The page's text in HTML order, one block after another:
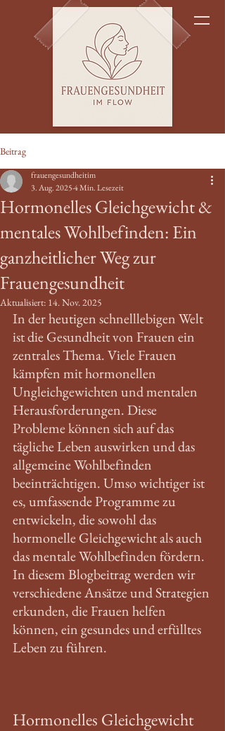
Beitrag
Hormonelles Gleichgewicht &
mentales Wohlbefinden: Ein
ganzheitlicher Weg zur
Frauengesundheit
frauengesundheitim
3. Aug. 20254 Min. Lesezeit
Aktualisiert: 14. Nov. 2025
In der heutigen schnelllebigen Welt
ist die Gesundheit von Frauen ein
zentrales Thema. Viele Frauen
kämpfen mit hormonellen
Ungleichgewichten und mentalen
Herausforderungen. Diese
Probleme können sich auf das
tägliche Leben auswirken und das
allgemeine Wohlbefinden
beeinträchtigen. Umso wichtiger ist
es, umfassende Programme zu
entwickeln, die sowohl das
hormonelle Gleichgewicht als auch
das mentale Wohlbefinden fördern.
In diesem Blogbeitrag werden wir
verschiedene Ansätze und Strategien
erkunden, die Frauen helfen
können, ein gesundes und erfülltes
Leben zu führen.
Hormonelles Gleichgewicht